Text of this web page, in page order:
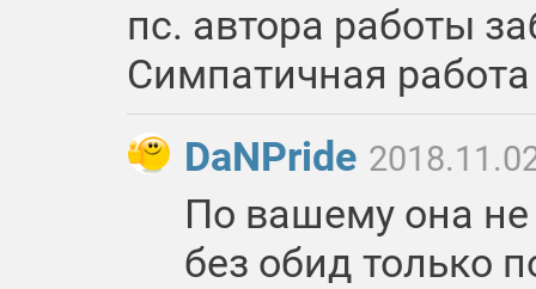
пс. автора работы
Симпатичная работа
DaNPride
По вашему она не
без обид только